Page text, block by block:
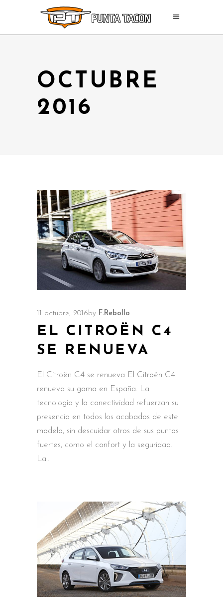
OCTUBRE
2016
11 octubre, 2016 by F.Rebollo
EL CITROËN C4
SE RENUEVA
El Citroën C4 se renueva El Citroën C4
renueva su gama en España. La
tecnología y la conectividad refuerzan su
presencia en todos los acabados de este
modelo, sin descuidar otros de sus puntos
fuertes, como el confort y la seguridad.
La